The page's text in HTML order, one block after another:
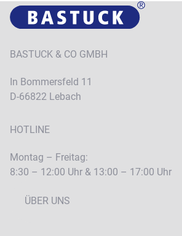
BASTUCK & CO GMBH
In Bommersfeld 11
D-66822 Lebach
HOTLINE
Montag – Freitag:
8:30 – 12:00 Uhr & 13:00 – 17:00 Uhr
ÜBER UNS